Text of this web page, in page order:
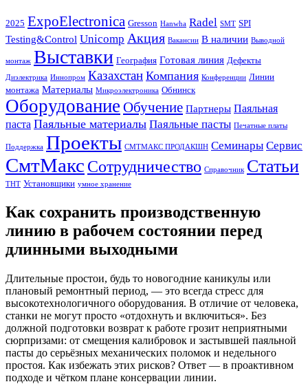
2025 ExpoElectronica Gresson Hanwha Radel SMT SPI
Testing&Control Unicomp Акция Вакансии В наличии Выводной
монтаж Выставки География Готовая линия Дефекты
Диэлектрика Иннопром Казахстан Компания Конференции Линии
монтажа Материалы Микроэлектроника Обнинск
Оборудование Обучение Партнеры Паяльная
паста Паяльные материалы Паяльные пасты Печатные платы
Поддержка Проекты СМТМАКС ПРОДАКШН Семинары Сервис
СмтМакс Сотрудничество Справочник Статьи
ТНТ Установщики умное хранение
Как сохранить производственную
линию в рабочем состоянии перед
длинными выходными
Длительные простои, будь то новогодние каникулы или
плановый ремонтный период, — это всегда стресс для
высокотехнологичного оборудования. В отличие от человека,
станки не могут просто «отдохнуть и включиться». Без
должной подготовки возврат к работе грозит неприятными
сюрпризами: от смещения калибровок и застывшей паяльной
пасты до серьёзных механических поломок и недельного
простоя. Как избежать этих рисков? Ответ — в проактивном
подходе и чётком плане консервации линии.